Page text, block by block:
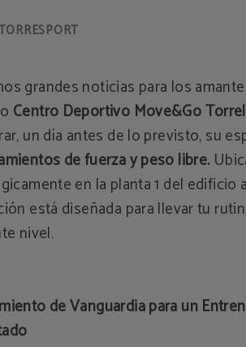
grandes noticias para los
Centro Deportivo Move&Go
un día antes de lo previsto, su
de fuerza y peso libre.
en la planta 1 del edificio
está diseñada para llevar tu
nivel.
de Vanguardia para un